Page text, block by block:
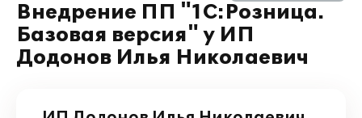
Внедрение ПП "1С:Розница.
Базовая версия" у ИП
Додонов Илья Николаевич